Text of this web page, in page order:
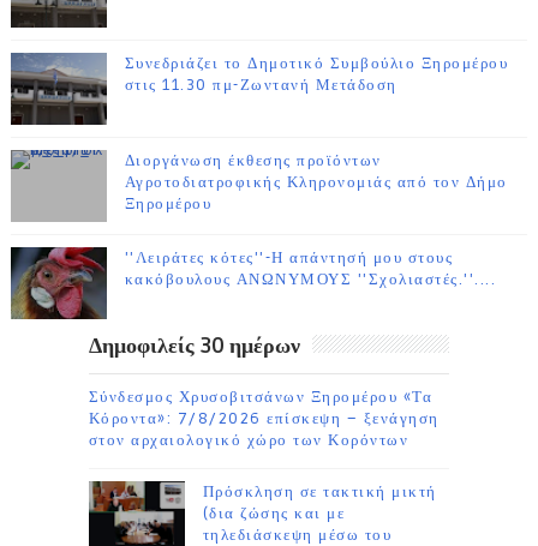
Συνεδριάζει το Δημοτικό Συμβούλιο Ξηρομέρου
στις 11.30 πμ-Ζωντανή Μετάδοση
Διοργάνωση έκθεσης προϊόντων
Αγροτοδιατροφικής Κληρονομιάς από τον Δήμο
Ξηρομέρου
''Λειράτες κότες''-Η απάντησή μου στους
κακόβουλους ΑΝΩΝΥΜΟΥΣ ''Σχολιαστές.''....
Δημοφιλείς 30 ημέρων
Σύνδεσμος Χρυσοβιτσάνων Ξηρομέρου «Τα
Κόροντα»: 7/8/2026 επίσκεψη – ξενάγηση
στον αρχαιολογικό χώρο των Κορόντων
Πρόσκληση σε τακτική μικτή
(δια ζώσης και με
τηλεδιάσκεψη μέσω του